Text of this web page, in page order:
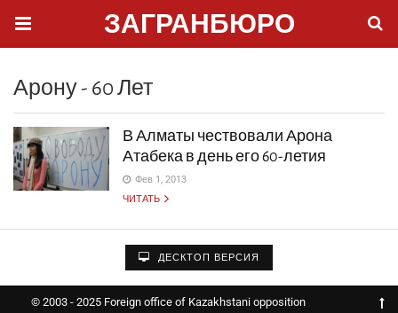
ЗАГРАНБЮРО
Арону - 60 Лет
В Алматы чествовали Арона
Атабека в день его 60-летия
Фев 1, 2013
ЧИТАТЬ
ДЕСКТОП ВЕРСИЯ
© 2003 - 2025 Foreign office of Kazakhstani opposition